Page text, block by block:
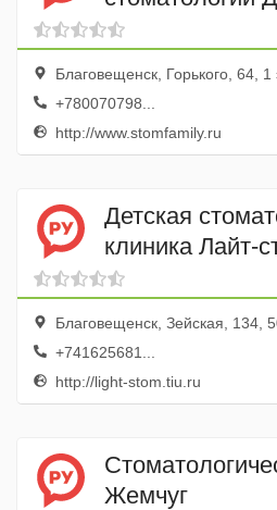
Благовещенск, Горького, 64, 1
+780070798...
http://www.stomfamily.ru
Детская
клиника Лайт-
Благовещенск, Зейская, 134,
+741625681...
http://light-stom.tiu.ru
Жемчуг